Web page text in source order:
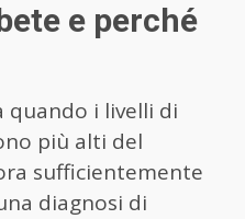
e perché
quando i livelli di
più alti del
sufficientemente
diagnosi di